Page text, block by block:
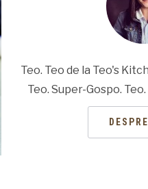
Teo. Teo de la Teo's
Teo. Super-Gospo.